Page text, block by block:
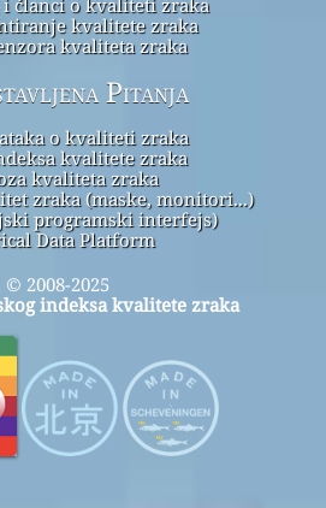
kvalitete zraka
kvaliteta zraka
Pitanja
o kvaliteti zraka
kvalitete zraka
kvaliteta zraka
zraka (maske, monitori...)
programski interfejs)
Data Platform
© 2008-2025
indeksa kvalitete zraka